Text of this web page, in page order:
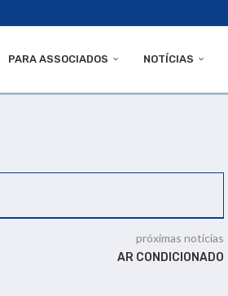
PARA ASSOCIADOS NOTÍCIAS
próximas notícias
AR CONDICIONADO